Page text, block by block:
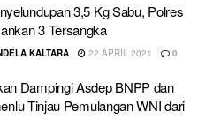
3,5 Kg Sabu, Polres
3 Tersangka
KALTARA 22 APRIL 2021 0
Dampingi Asdep BNPP dan
Tinjau Pemulangan WNI dari